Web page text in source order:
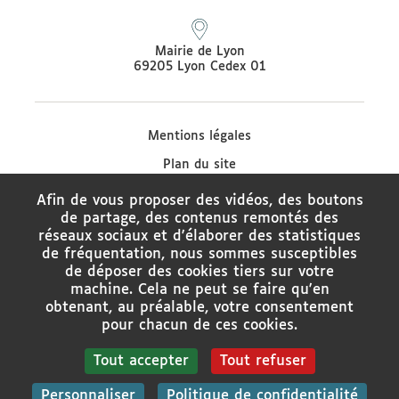
Rechercher
Mairie de Lyon
69205 Lyon Cedex 01
Mentions légales
Plan du site
Protection des données
Contacter le médiateur de la Ville de Lyon
Charte de modération des réseaux sociaux
Politique de gestion des cookies
Gestion des cookies
Afin de vous proposer des vidéos, des boutons
de partage, des contenus remontés des
réseaux sociaux et d'élaborer des statistiques
de fréquentation, nous sommes susceptibles
de déposer des cookies tiers sur votre
machine. Cela ne peut se faire qu'en
obtenant, au préalable, votre consentement
pour chacun de ces cookies.
Tout accepter Tout refuser
Personnaliser Politique de confidentialité